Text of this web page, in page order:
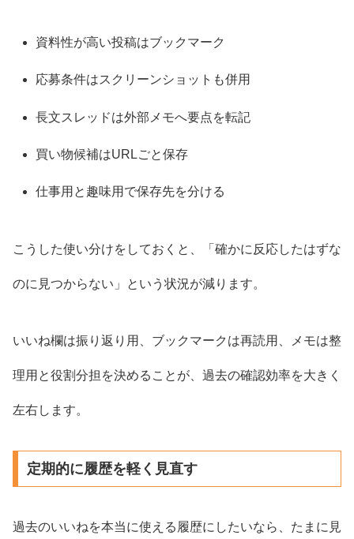
資料性が高い投稿はブックマーク
応募条件はスクリーンショットも併用
長文スレッドは外部メモへ要点を転記
買い物候補はURLごと保存
仕事用と趣味用で保存先を分ける
こうした使い分けをしておくと、「確かに反応したはずな
のに見つからない」という状況が減ります。
いいね欄は振り返り用、ブックマークは再読用、メモは整
理用と役割分担を決めることが、過去の確認効率を大きく
左右します。
定期的に履歴を軽く見直す
過去のいいねを本当に使える履歴にしたいなら、たまに見